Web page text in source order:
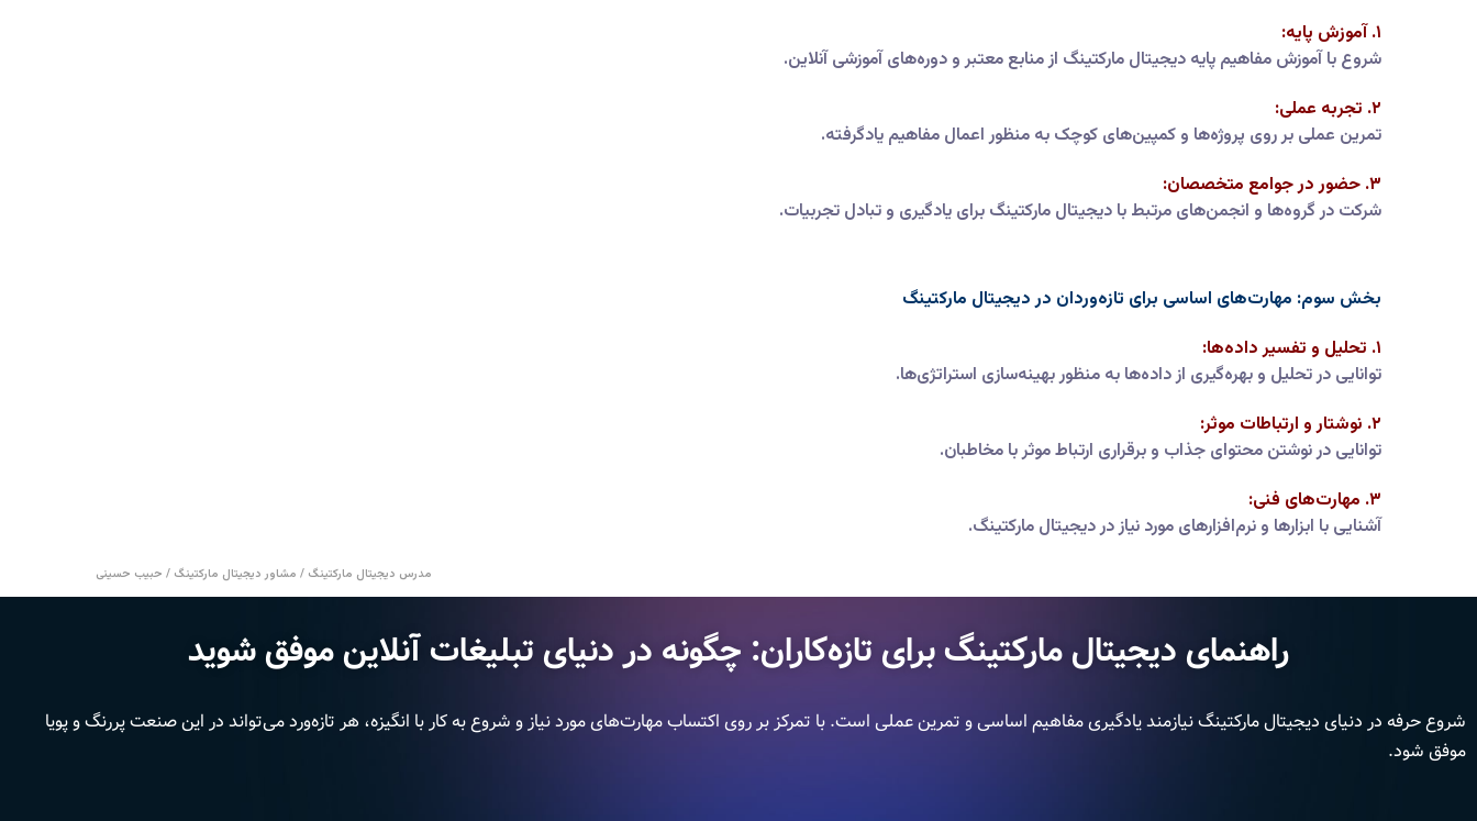
۱. آموزش پایه:
شروع با آموزش مفاهیم پایه دیجیتال مارکتینگ از منابع معتبر و دوره‌های آموزشی آنلاین.
۲. تجربه عملی:
تمرین عملی بر روی پروژه‌ها و کمپین‌های کوچک به منظور اعمال مفاهیم یادگرفته.
۳. حضور در جوامع متخصصان:
شرکت در گروه‌ها و انجمن‌های مرتبط با دیجیتال مارکتینگ برای یادگیری و تبادل تجربیات.
بخش سوم: مهارت‌های اساسی برای تازه‌وردان در دیجیتال مارکتینگ
۱. تحلیل و تفسیر داده‌ها:
توانایی در تحلیل و بهره‌گیری از داده‌ها به منظور بهینه‌سازی استراتژی‌ها.
۲. نوشتار و ارتباطات موثر:
توانایی در نوشتن محتوای جذاب و برقراری ارتباط موثر با مخاطبان.
۳. مهارت‌های فنی:
آشنایی با ابزارها و نرم‌افزارهای مورد نیاز در دیجیتال مارکتینگ.
مدرس دیجیتال مارکتینگ / مشاور دیجیتال مارکتینگ / حبیب حسینی
راهنمای دیجیتال مارکتینگ برای تازه‌کاران: چگونه در دنیای تبلیغات آنلاین موفق شوید
شروع حرفه در دنیای دیجیتال مارکتینگ نیازمند یادگیری مفاهیم اساسی و تمرین عملی است. با تمرکز بر روی اکتساب مهارت‌های مورد نیاز و شروع به کار با انگیزه، هر تازه‌ورد می‌تواند در این صنعت پررنگ و پویا
موفق شود.